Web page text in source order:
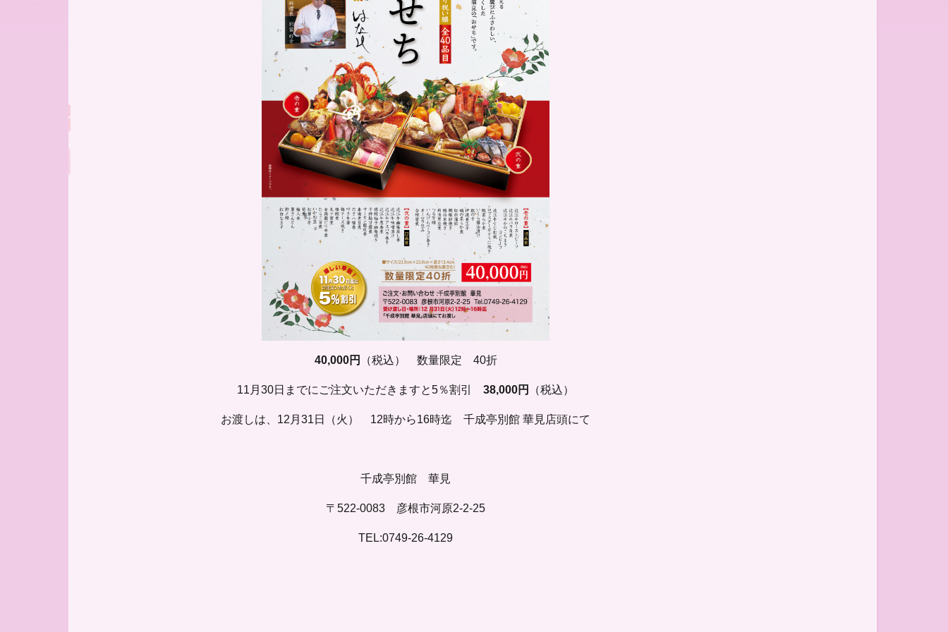
40,000円 （税込） 数量限定 40折
11月30日までにご注文いただきますと5％割引 38,000円 （税込）
お渡しは、12月31日（火） 12時から16時迄 千成亭別館 華見店頭にて
千成亭別館 華見
〒522-0083 彦根市河原2-2-25
TEL:0749-26-4129